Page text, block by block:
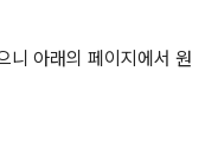
니 아래의 페이지에서 원